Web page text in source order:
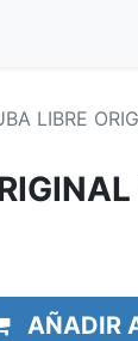
LIBRE
AÑADIR